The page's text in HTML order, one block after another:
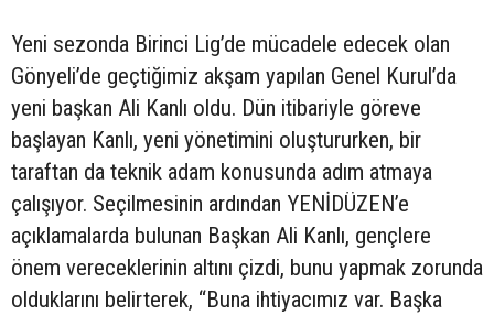
Yeni sezonda Birinci Lig’de mücadele edecek olan
Gönyeli’de geçtiğimiz akşam yapılan Genel Kurul’da
yeni başkan Ali Kanlı oldu. Dün itibariyle göreve
başlayan Kanlı, yeni yönetimini oluştururken, bir
taraftan da teknik adam konusunda adım atmaya
çalışıyor. Seçilmesinin ardından YENİDÜZEN’e
açıklamalarda bulunan Başkan Ali Kanlı, gençlere
önem vereceklerinin altını çizdi, bunu yapmak zorunda
olduklarını belirterek, “Buna ihtiyacımız var. Başka